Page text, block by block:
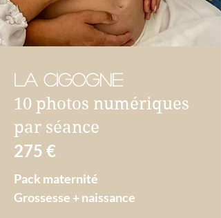
LA CIGOGNE
10 photos numériques
par séance
275 €
Pack maternité
Grossesse + naissance